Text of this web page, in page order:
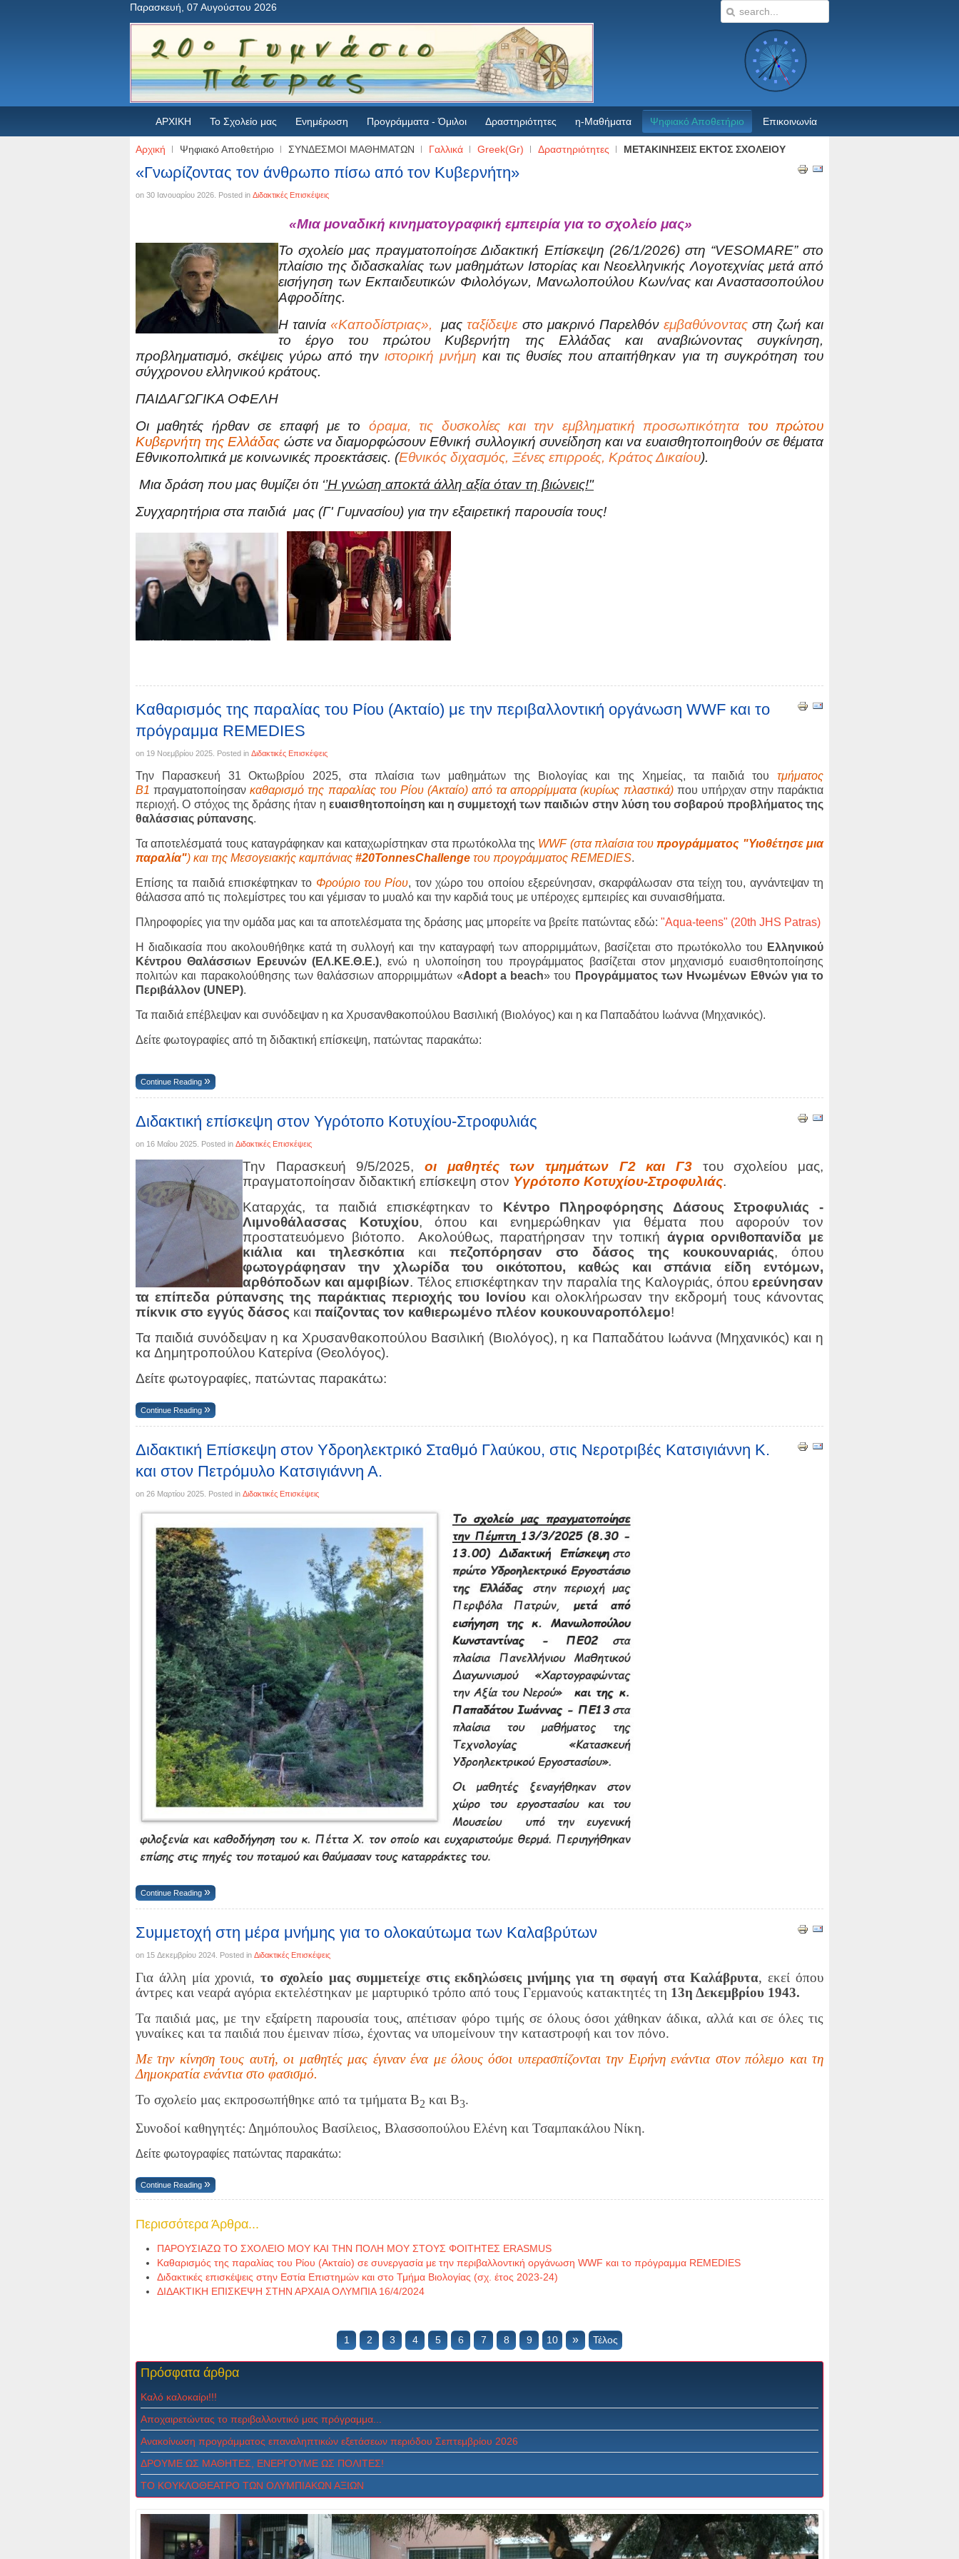
Παρασκευή, 07 Αυγούστου 2026
ΑΡΧΙΚΗ Το Σχολείο μας Ενημέρωση Προγράμματα - Όμιλοι Δραστηριότητες η-Μαθήματα Ψηφιακό Αποθετήριο Επικοινωνία
Αρχική Ψηφιακό Αποθετήριο ΣΥΝΔΕΣΜΟΙ ΜΑΘΗΜΑΤΩΝ Γαλλικά Greek(Gr) Δραστηριότητες ΜΕΤΑΚΙΝΗΣΕΙΣ ΕΚΤΟΣ ΣΧΟΛΕΙΟΥ
«Γνωρίζοντας τον άνθρωπο πίσω από τον Κυβερνήτη»
on 30 Ιανουαρίου 2026 . Posted in Διδακτικές Επισκέψεις
«Μια μοναδική κινηματογραφική εμπειρία για το σχολείο μας»
Το σχολείο μας πραγματοποίησε Διδακτική Επίσκεψη (26/1/2026) στη “VESOMARE” στο
πλαίσιο της διδασκαλίας των μαθημάτων Ιστορίας και Νεοελληνικής Λογοτεχνίας μετά από
εισήγηση των Εκπαιδευτικών Φιλολόγων, Μανωλοπούλου Κων/νας και Αναστασοπούλου
Αφροδίτης.
Η ταινία«Καποδίστριας», μαςταξίδεψεστο μακρινό Παρελθόν εμβαθύνονταςστη ζωή και
το έργο του πρώτου Κυβερνήτη της Ελλάδας και αναβιώνοντας συγκίνηση,
προβληματισμό, σκέψεις γύρω από την ιστορική μνήμη και τις θυσίες που απαιτήθηκαν για τη συγκρότηση του
σύγχρονου ελληνικού κράτους.
ΠΑΙΔΑΓΩΓΙΚΑ ΟΦΕΛΗ
Οι μαθητές ήρθαν σε επαφή με το όραμα, τις δυσκολίες και την εμβληματική προσωπικότητα του πρώτου
Κυβερνήτη της Ελλάδας ώστε να διαμορφώσουν Εθνική συλλογική συνείδηση και να ευαισθητοποιηθούν σε θέματα
Εθνικοπολιτικά με κοινωνικές προεκτάσεις. (Εθνικός διχασμός, Ξένες επιρροές, Κράτος Δικαίου).
Μια δράση που μας θυμίζει ότι ‘’H γνώση αποκτά άλλη αξία όταν τη βιώνεις!"
Συγχαρητήρια στα παιδιά μας (Γ' Γυμνασίου) για την εξαιρετική παρουσία τους!
Καθαρισμός της παραλίας του Ρίου (Ακταίο) με την περιβαλλοντική οργάνωση WWF και το
πρόγραμμα REMEDIES
on 19 Νοεμβρίου 2025 . Posted in Διδακτικές Επισκέψεις
Την Παρασκευή 31 Οκτωβρίου 2025, στα πλαίσια των μαθημάτων της Βιολογίας και της Χημείας, τα παιδιά του τμήματος
Β1 πραγματοποίησανκαθαρισμό της παραλίας του Ρίου (Ακταίο) από τα απορρίμματα (κυρίως πλαστικά)που υπήρχαν στην παράκτια
περιοχή. Ο στόχος της δράσης ήταν η ευαισθητοποίηση και η συμμετοχή των παιδιών στην λύση του σοβαρού προβλήματος της
θαλάσσιας ρύπανσης.
Τα αποτελέσματά τους καταγράφηκαν και καταχωρίστηκαν στα πρωτόκολλα της WWF (στα πλαίσια του προγράμματος "Υιοθέτησε μια
παραλία") και της Μεσογειακής καμπάνιας #20TonnesChallenge του προγράμματος REMEDIES.
Επίσης τα παιδιά επισκέφτηκαν το Φρούριο του Ρίου, τον χώρο του οποίου εξερεύνησαν, σκαρφάλωσαν στα τείχη του, αγνάντεψαν τη
θάλασσα από τις πολεμίστρες του και γέμισαν το μυαλό και την καρδιά τους με υπέροχες εμπειρίες και συναισθήματα.
Πληροφορίες για την ομάδα μας και τα αποτελέσματα της δράσης μας μπορείτε να βρείτε πατώντας εδώ: "Aqua-teens" (20th JHS Patras)
Η διαδικασία που ακολουθήθηκε κατά τη συλλογή και την καταγραφή των απορριμμάτων, βασίζεται στο πρωτόκολλο του Ελληνικού
Κέντρου Θαλάσσιων Ερευνών (ΕΛ.ΚΕ.Θ.Ε.), ενώ η υλοποίηση του προγράμματος βασίζεται στον μηχανισμό ευαισθητοποίησης
πολιτών και παρακολούθησης των θαλάσσιων απορριμμάτων «Adopt a beach» του Προγράμματος των Ηνωμένων Εθνών για το
Περιβάλλον (UNEP).
Τα παιδιά επέβλεψαν και συνόδεψαν η κα Χρυσανθακοπούλου Βασιλική (Βιολόγος) και η κα Παπαδάτου Ιωάννα (Μηχανικός).
Δείτε φωτογραφίες από τη διδακτική επίσκεψη, πατώντας παρακάτω:
Continue Reading
Διδακτική επίσκεψη στον Υγρότοπο Κοτυχίου-Στροφυλιάς
on 16 Μαΐου 2025 . Posted in Διδακτικές Επισκέψεις
Την Παρασκευή 9/5/2025, οι μαθητές των τμημάτων Γ2 και Γ3 του σχολείου μας,
πραγματοποίησαν διδακτική επίσκεψη στον Yγρότοπο Κοτυχίου-Στροφυλιάς.
Καταρχάς, τα παιδιά επισκέφτηκαν το Κέντρο Πληροφόρησης Δάσους Στροφυλιάς -
Λιμνοθάλασσας Κοτυχίου, όπου και ενημερώθηκαν για θέματα που αφορούν τον
προστατευόμενο βιότοπο. Ακολούθως, παρατήρησαν την τοπική άγρια ορνιθοπανίδα με
κιάλια και τηλεσκόπια και πεζοπόρησαν στο δάσος της κουκουναριάς, όπου
φωτογράφησαν την χλωρίδα του οικότοπου, καθώς και σπάνια είδη εντόμων,
αρθόποδων και αμφιβίων. Τέλος επισκέφτηκαν την παραλία της Καλογριάς, όπουερεύνησαν
τα επίπεδα ρύπανσης της παράκτιας περιοχής του Ιονίουκαι ολοκλήρωσαν την εκδρομή τους κάνοντας
πίκνικ στο εγγύς δάσος και παίζοντας τον καθιερωμένο πλέον κουκουναροπόλεμο!
Τα παιδιά συνόδεψαν η κα Χρυσανθακοπούλου Βασιλική (Βιολόγος), η κα Παπαδάτου Ιωάννα (Μηχανικός) και η
κα Δημητροπούλου Κατερίνα (Θεολόγος).
Δείτε φωτογραφίες, πατώντας παρακάτω:
Continue Reading
Διδακτική Επίσκεψη στον Υδροηλεκτρικό Σταθμό Γλαύκου, στις Νεροτριβές Κατσιγιάννη Κ.
και στον Πετρόμυλο Κατσιγιάννη Α.
on 26 Μαρτίου 2025 . Posted in Διδακτικές Επισκέψεις
Continue Reading
Συμμετοχή στη μέρα μνήμης για τo ολοκαύτωμα των Καλαβρύτων
on 15 Δεκεμβρίου 2024 . Posted in Διδακτικές Επισκέψεις
Για άλλη μία χρονιά,το σχολείο μας συμμετείχε στις εκδηλώσεις μνήμης για τη σφαγή στα Καλάβρυτα, εκεί όπου
άντρες και νεαρά αγόρια εκτελέστηκαν με μαρτυρικό τρόπο από τους Γερμανούς κατακτητές τη 13η Δεκεμβρίου 1943.
Τα παιδιά μας, με την εξαίρετη παρουσία τους, απέτισαν φόρο τιμής σε όλους όσοι χάθηκαν άδικα, αλλά και σε όλες τις
γυναίκες και τα παιδιά που έμειναν πίσω, έχοντας να υπομείνουν την καταστροφή και τον πόνο.
Με την κίνηση τους αυτή, οι μαθητές μας έγιναν ένα με όλους όσοι υπερασπίζονται την Ειρήνη ενάντια στον πόλεμο και τη
Δημοκρατία ενάντια στο φασισμό.
Το σχολείο μας εκπροσωπήθηκε από τα τμήματα Β2 και Β3.
Συνοδοί καθηγητές: Δημόπουλος Βασίλειος, Βλασσοπούλου Ελένη και Τσαμπακάλου Νίκη.
Δείτε φωτογραφίες πατώντας παρακάτω:
Continue Reading
Περισσότερα Άρθρα...
ΠΑΡΟΥΣΙΑΖΩ ΤΟ ΣΧΟΛΕΙΟ ΜΟΥ ΚΑΙ ΤΗΝ ΠΟΛΗ ΜΟΥ ΣΤΟΥΣ ΦΟΙΤΗΤΕΣ ERASMUS
Καθαρισμός της παραλίας του Ρίου (Ακταίο) σε συνεργασία με την περιβαλλοντική οργάνωση WWF και το πρόγραμμα REMEDIES
Διδακτικές επισκέψεις στην Εστία Επιστημών και στο Τμήμα Βιολογίας (σχ. έτος 2023-24)
ΔΙΔΑΚΤΙΚΗ ΕΠΙΣΚΕΨΗ ΣΤΗΝ ΑΡΧΑΙΑ ΟΛΥΜΠΙΑ 16/4/2024
1 2 3 4 5 6 7 8 9 10 » Τέλος
Πρόσφατα άρθρα
Καλό καλοκαίρι!!!
Αποχαιρετώντας το περιβαλλοντικό μας πρόγραμμα...
Ανακοίνωση προγράμματος επαναληπτικών εξετάσεων περιόδου Σεπτεμβρίου 2026
ΔPOYME ΩΣ MAΘHTEΣ, ENEPΓOYME ΩΣ ΠOΛITEΣ!
ΤΟ ΚΟΥΚΛΟΘΕΑΤΡΟ ΤΩΝ ΟΛΥΜΠΙΑΚΩΝ ΑΞΙΩΝ